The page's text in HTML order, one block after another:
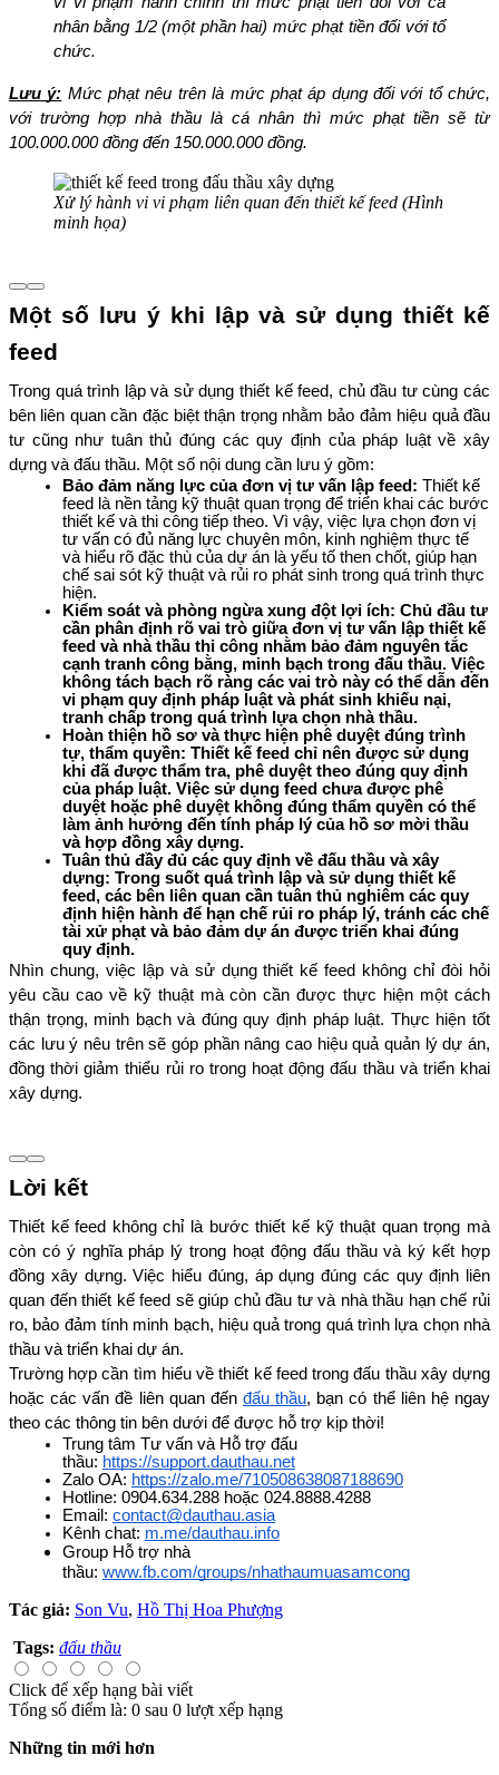
nhân bằng 1/2 (một phần hai) mức phạt tiền đối với tổ
chức.
Lưu ý: Mức phạt nêu trên là mức phạt áp dụng đối với tổ chức,
với trường hợp nhà thầu là cá nhân thì mức phạt tiền sẽ từ
100.000.000 đồng đến 150.000.000 đồng.
Xử lý hành vi vi phạm liên quan đến thiết kế feed (Hình
minh họa)
Một số lưu ý khi lập và sử dụng thiết kế
feed
Trong quá trình lập và sử dụng thiết kế feed, chủ đầu tư cùng các
bên liên quan cần đặc biệt thận trọng nhằm bảo đảm hiệu quả đầu
tư cũng như tuân thủ đúng các quy định của pháp luật về xây
dựng và đấu thầu. Một số nội dung cần lưu ý gồm:
Bảo đảm năng lực của đơn vị tư vấn lập feed: Thiết kế
feed là nền tảng kỹ thuật quan trọng để triển khai các bước
thiết kế và thi công tiếp theo. Vì vậy, việc lựa chọn đơn vị
tư vấn có đủ năng lực chuyên môn, kinh nghiệm thực tế
và hiểu rõ đặc thù của dự án là yếu tố then chốt, giúp hạn
chế sai sót kỹ thuật và rủi ro phát sinh trong quá trình thực
hiện.
Kiểm soát và phòng ngừa xung đột lợi ích: Chủ đầu tư
cần phân định rõ vai trò giữa đơn vị tư vấn lập thiết kế
feed và nhà thầu thi công nhằm bảo đảm nguyên tắc
cạnh tranh công bằng, minh bạch trong đấu thầu. Việc
không tách bạch rõ ràng các vai trò này có thể dẫn đến
vi phạm quy định pháp luật và phát sinh khiếu nại,
tranh chấp trong quá trình lựa chọn nhà thầu.
Hoàn thiện hồ sơ và thực hiện phê duyệt đúng trình
tự, thẩm quyền: Thiết kế feed chỉ nên được sử dụng
khi đã được thẩm tra, phê duyệt theo đúng quy định
của pháp luật. Việc sử dụng feed chưa được phê
duyệt hoặc phê duyệt không đúng thẩm quyền có thể
làm ảnh hưởng đến tính pháp lý của hồ sơ mời thầu
và hợp đồng xây dựng.
Tuân thủ đầy đủ các quy định về đấu thầu và xây
dựng: Trong suốt quá trình lập và sử dụng thiết kế
feed, các bên liên quan cần tuân thủ nghiêm các quy
định hiện hành để hạn chế rủi ro pháp lý, tránh các chế
tài xử phạt và bảo đảm dự án được triển khai đúng
quy định.
Nhìn chung, việc lập và sử dụng thiết kế feed không chỉ đòi hỏi
yêu cầu cao về kỹ thuật mà còn cần được thực hiện một cách
thận trọng, minh bạch và đúng quy định pháp luật. Thực hiện tốt
các lưu ý nêu trên sẽ góp phần nâng cao hiệu quả quản lý dự án,
đồng thời giảm thiểu rủi ro trong hoạt động đấu thầu và triển khai
xây dựng.
Lời kết
Thiết kế feed không chỉ là bước thiết kế kỹ thuật quan trọng mà
còn có ý nghĩa pháp lý trong hoạt động đấu thầu và ký kết hợp
đồng xây dựng. Việc hiểu đúng, áp dụng đúng các quy định liên
quan đến thiết kế feed sẽ giúp chủ đầu tư và nhà thầu hạn chế rủi
ro, bảo đảm tính minh bạch, hiệu quả trong quá trình lựa chọn nhà
thầu và triển khai dự án.
Trường hợp cần tìm hiểu về thiết kế feed trong đấu thầu xây dựng
hoặc các vấn đề liên quan đến đấu thầu, bạn có thể liên hệ ngay
theo các thông tin bên dưới để được hỗ trợ kịp thời!
Trung tâm Tư vấn và Hỗ trợ đấu
thầu: https://support.dauthau.net
Zalo OA: https://zalo.me/710508638087188690
Hotline: 0904.634.288 hoặc 024.8888.4288
Email: contact@dauthau.asia
Kênh chat: m.me/dauthau.info
Group Hỗ trợ nhà
thầu: www.fb.com/groups/nhathaumuasamcong
Tác giả: Son Vu, Hồ Thị Hoa Phượng
Tags: đấu thầu
Click để xếp hạng bài viết
Tổng số điểm là: 0 sau 0 lượt xếp hạng
Những tin mới hơn